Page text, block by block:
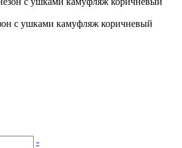
с ушками камуфляж коричневый
-